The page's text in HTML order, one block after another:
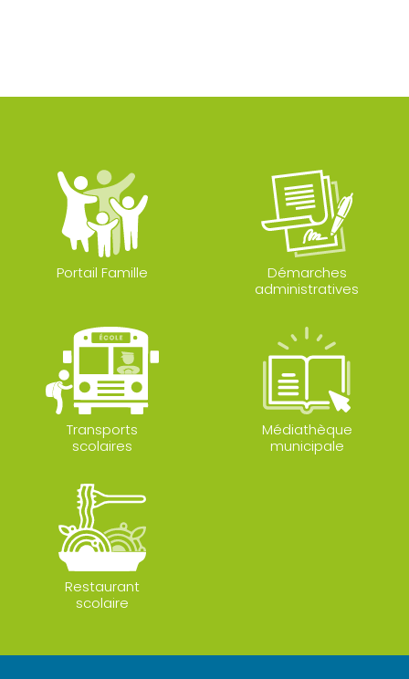
Portail Famille
Démarches
administratives
Transports
scolaires
Médiathèque
municipale
Restaurant
scolaire